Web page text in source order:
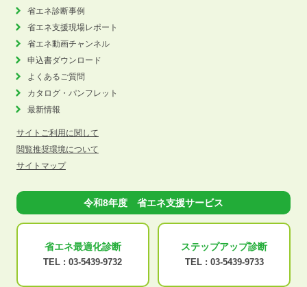
省エネ診断事例
省エネ支援現場レポート
省エネ動画チャンネル
申込書ダウンロード
よくあるご質問
カタログ・パンフレット
最新情報
サイトご利用に関して
閲覧推奨環境について
サイトマップ
令和8年度 省エネ支援サービス
省エネ最適化診断
TEL : 03-5439-9732
ステップアップ診断
TEL : 03-5439-9733